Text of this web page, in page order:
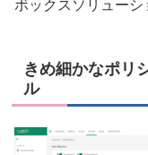
ボックスソリューシ
きめ細かなポリ
ル